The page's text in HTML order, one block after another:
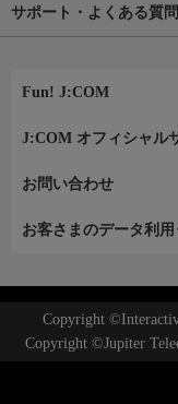
サポート・よくある質問
Fun! J:COM
J:COM オフィシャル
お問い合わせ
お客さまのデータ利
Copyright
Copyright ©Jupiter